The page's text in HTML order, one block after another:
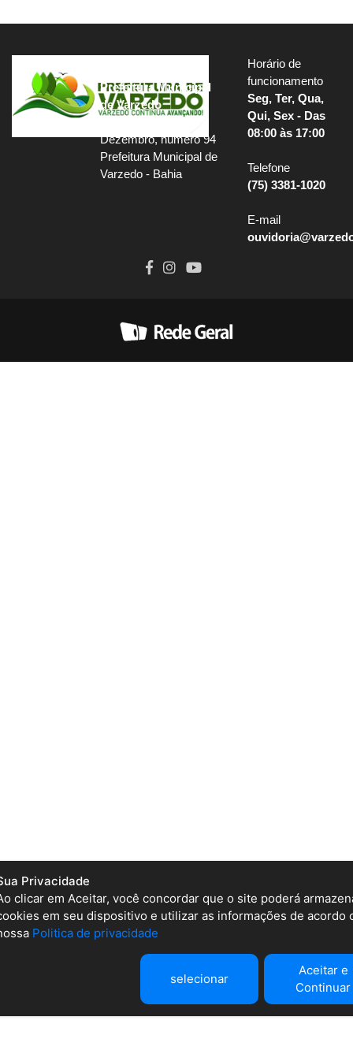
Prefeitura Municipal
de Varzedo
Dezembro, número 94
Prefeitura Municipal de
Varzedo - Bahia
Horário de
funcionamento
Seg, Ter, Qua,
Qui, Sex - Das
08:00 às 17:00
Telefone
(75) 3381-1020
E-mail
Privacidade
clicar em Aceitar, você concordar que o site poderá
em seu dispositivo e utilizar as informações de acordo
Politica de privacidade
selecionar
Aceitar e
Continuar